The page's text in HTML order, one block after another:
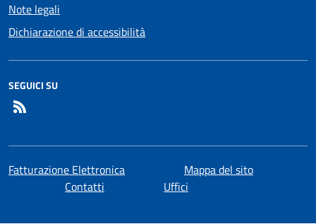
Note legali
Dichiarazione di accessibilità
SEGUICI SU
Fatturazione Elettronica
Mappa del sito
Contatti
Uffici